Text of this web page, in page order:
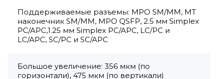
Поддерживаемые разъемы: MPO SM/MM, MT
наконечник SM/MM, MPO QSFP, 2.5 мм Simplex
PC/APC,1.25 мм Simplex PC/APC, LC/PC и
LC/APC, SC/PC и SC/APC
Большое увеличение: 356 мкм (по
горизонтали), 475 мкм (по вертикали)